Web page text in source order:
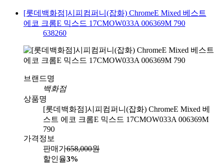
[롯데백화점]시피컴퍼니(잡화) ChromeE Mixed 베스트
에코 크롬E 믹스드 17CMOW033A 006369M 790
638260
브랜드명
백화점
상품명
[롯데백화점]시피컴퍼니(잡화) ChromeE Mixed 베
스트 에코 크롬E 믹스드 17CMOW033A 006369M
790
가격정보
판매가658,000원
할인율3%